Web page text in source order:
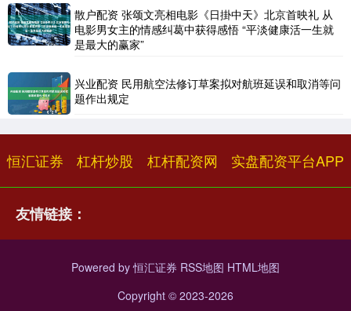
散户配资 张颂文亮相电影《日掛中天》北京首映礼 从
电影男女主的情感纠葛中获得感悟 “平淡健康活一生就
是最大的赢家”
兴业配资 民用航空法修订草案拟对航班延误和取消等问
题作出规定
恒汇证券 杠杆炒股 杠杆配资网 实盘配资平台APP
友情链接：
Powered by恒汇证券 RSS地图 HTML地图
Copyright © 2023-2026